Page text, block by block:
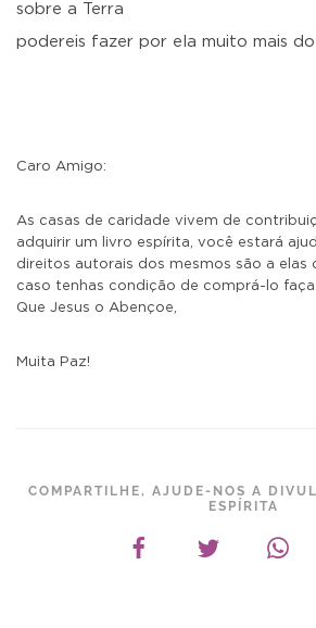
sobre a Terra
podereis fazer por ela muito mais
Caro Amigo:
As casas de caridade vivem de
adquirir um livro espírita, você estará
direitos autorais dos mesmos são a elas
caso tenhas condição de comprá-lo
Que Jesus o Abençoe,
Muita Paz!
COMPARTILHE, AJUDE-NOS A
ESPÍRITA